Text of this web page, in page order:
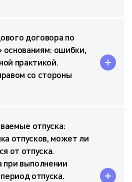
договора по
ошибки,
практикой.
со стороны
отпуска:
отпусков, может ли
от отпуска.
при выполнении
отпуска.